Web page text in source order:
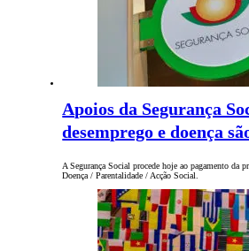
Apoios da Segurança
desemprego e doença
A Segurança Social procede hoje ao pagamento da
Doença / Parentalidade / Acção Social.